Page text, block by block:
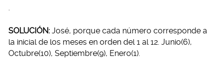
.
SOLUCIÓN: José, porque cada número corresponde a
la inicial de los meses en orden del 1 al 12. Junio(6),
Octubre(10), Septiembre(9), Enero(1).